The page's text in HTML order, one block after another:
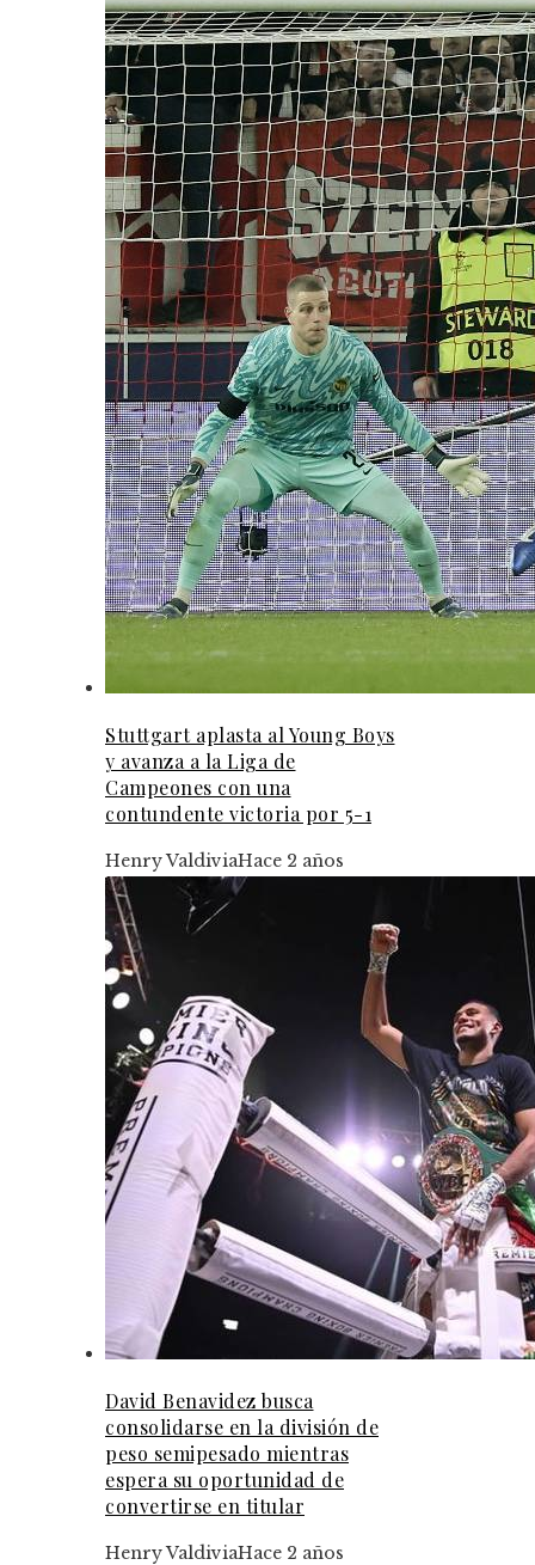
Stuttgart aplasta al Young Boys
y avanza a la Liga de
Campeones con una
contundente victoria por 5-1
Henry ValdiviaHace 2 años
David Benavidez busca
consolidarse en la división de
peso semipesado mientras
espera su oportunidad de
convertirse en titular
Henry ValdiviaHace 2 años